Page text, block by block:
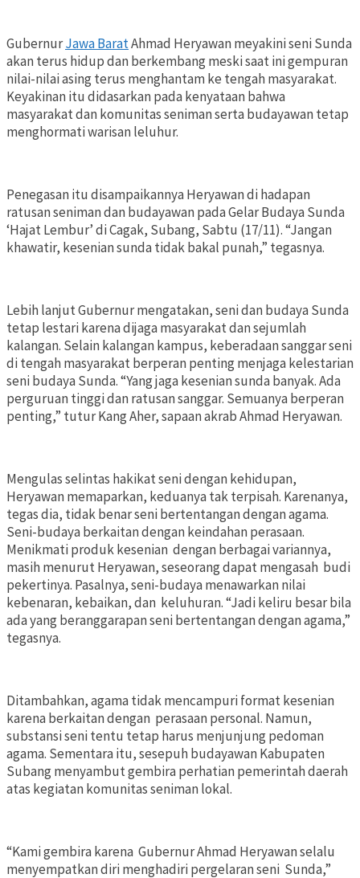
GubernurJawa BaratAhmad Heryawan meyakini seni Sunda
akan terus hidup dan berkembang meski saat ini gempuran
nilai-nilai asing terus menghantam ke tengah masyarakat.
Keyakinan itu didasarkan pada kenyataan bahwa
masyarakat dan komunitas seniman serta budayawan tetap
menghormati warisan leluhur.
Penegasan itu disampaikannya Heryawan di hadapan
ratusan seniman dan budayawan pada Gelar Budaya Sunda
‘Hajat Lembur’ di Cagak, Subang, Sabtu (17/11). “Jangan
khawatir, kesenian sunda tidak bakal punah,” tegasnya.
Lebih lanjut Gubernur mengatakan, seni dan budaya Sunda
tetap lestari karena dijaga masyarakat dan sejumlah
kalangan. Selain kalangan kampus, keberadaan sanggar seni
di tengah masyarakat berperan penting menjaga kelestarian
seni budaya Sunda. “Yang jaga kesenian sunda banyak. Ada
perguruan tinggi dan ratusan sanggar. Semuanya berperan
penting,” tutur Kang Aher, sapaan akrab Ahmad Heryawan.
Mengulas selintas hakikat seni dengan kehidupan,
Heryawan memaparkan, keduanya tak terpisah. Karenanya,
tegas dia, tidak benar seni bertentangan dengan agama.
Seni-budaya berkaitan dengan keindahan perasaan.
Menikmati produk kesenian dengan berbagai variannya,
masih menurut Heryawan, seseorang dapat mengasah budi
pekertinya. Pasalnya, seni-budaya menawarkan nilai
kebenaran, kebaikan, dan keluhuran. “Jadi keliru besar bila
ada yang beranggarapan seni bertentangan dengan agama,”
tegasnya.
Ditambahkan, agama tidak mencampuri format kesenian
karena berkaitan dengan perasaan personal. Namun,
substansi seni tentu tetap harus menjunjung pedoman
agama. Sementara itu, sesepuh budayawan Kabupaten
Subang menyambut gembira perhatian pemerintah daerah
atas kegiatan komunitas seniman lokal.
“Kami gembira karena Gubernur Ahmad Heryawan selalu
menyempatkan diri menghadiri pergelaran seni Sunda,”